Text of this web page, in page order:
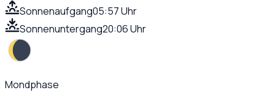
Sonnenaufgang05:57 Uhr
Sonnenuntergang20:06 Uhr
Mondphase